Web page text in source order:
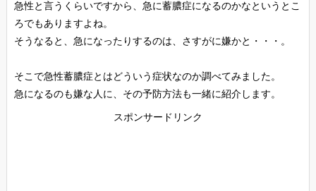
急性と言うくらいですから、急に蓄膿症になるのかなというとこ
ろでもありますよね。
そうなると、急になったりするのは、さすがに嫌かと・・・。
そこで急性蓄膿症とはどういう症状なのか調べてみました。
急になるのも嫌な人に、その予防方法も一緒に紹介します。
スポンサードリンク